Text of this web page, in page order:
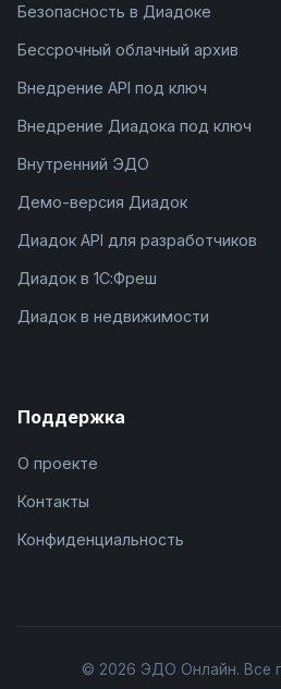
Безопасность в Диадоке
Бессрочный облачный архив
Внедрение API под ключ
Внедрение Диадока под ключ
Внутренний ЭДО
Демо-версия Диадок
Диадок API для разработчиков
Диадок в 1С:Фреш
Диадок в недвижимости
Поддержка
О проекте
Контакты
Конфиденциальность
© 2026 ЭДО Онлайн. Все